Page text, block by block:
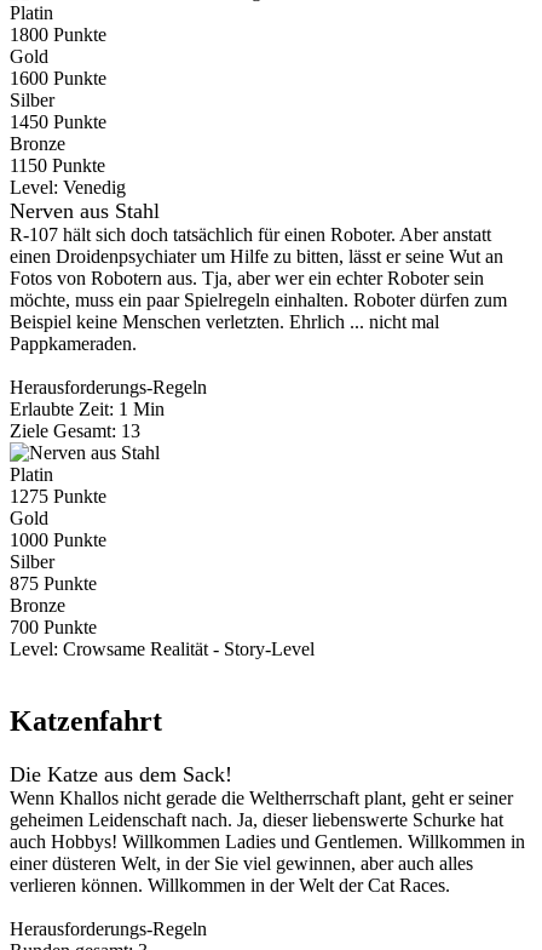
Platin
1800 Punkte
Gold
1600 Punkte
Silber
1450 Punkte
Bronze
1150 Punkte
Level: Venedig
Nerven aus Stahl
R-107 hält sich doch tatsächlich für einen Roboter. Aber anstatt
einen Droidenpsychiater um Hilfe zu bitten, lässt er seine Wut an
Fotos von Robotern aus. Tja, aber wer ein echter Roboter sein
möchte, muss ein paar Spielregeln einhalten. Roboter dürfen zum
Beispiel keine Menschen verletzten. Ehrlich ... nicht mal
Pappkameraden.
Herausforderungs-Regeln
Erlaubte Zeit: 1 Min
Ziele Gesamt: 13
Platin
1275 Punkte
Gold
1000 Punkte
Silber
875 Punkte
Bronze
700 Punkte
Level: Crowsame Realität - Story-Level
Katzenfahrt
Die Katze aus dem Sack!
Wenn Khallos nicht gerade die Weltherrschaft plant, geht er seiner
geheimen Leidenschaft nach. Ja, dieser liebenswerte Schurke hat
auch Hobbys! Willkommen Ladies und Gentlemen. Willkommen in
einer düsteren Welt, in der Sie viel gewinnen, aber auch alles
verlieren können. Willkommen in der Welt der Cat Races.
Herausforderungs-Regeln